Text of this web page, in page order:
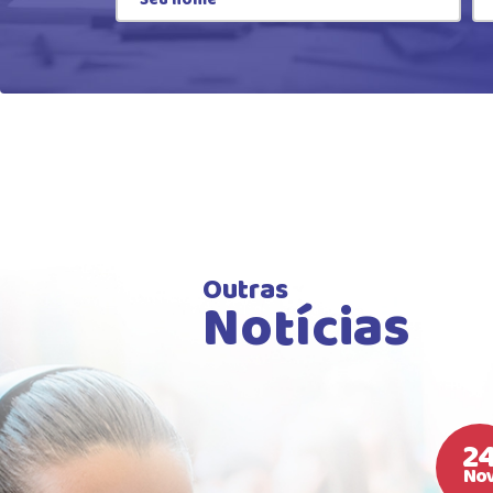
Outras
Notícias